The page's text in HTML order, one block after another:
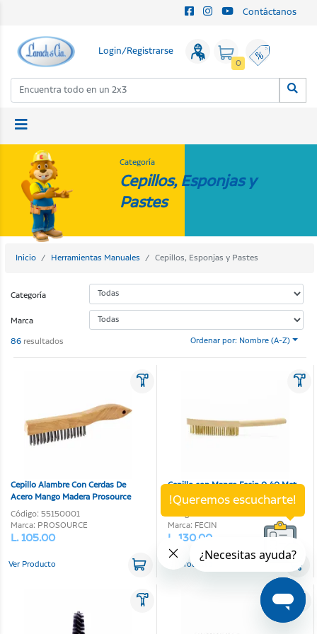
Contáctanos
Login/Registrarse
0
Categoría
Cepillos, Esponjas y
Pastes
Inicio Herramientas Manuales Cepillos, Esponjas y Pastes
Categoría
Marca
86 resultados Ordenar por: Nombre (A-Z)
Cepillo Alambre Con Cerdas De
Acero Mango Madera Prosource
Código: 55150001
Marca: PROSOURCE
L. 105.00
Ver Producto
Cepillo con Mango Fecin 0.40 Met
Std
Código: 02170107
Marca: FECIN
L. 130.00
Ver Producto
!Queremos escucharte!